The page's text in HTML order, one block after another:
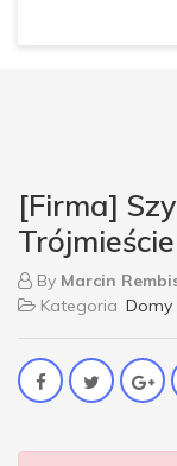
[Firma]
Trójmieście
By Marcin
Kategoria Domy